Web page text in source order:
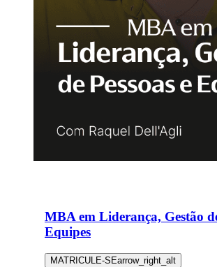
MBA em Liderança, Gestão
Equipes
MATRICULE-SEarrow_right_alt